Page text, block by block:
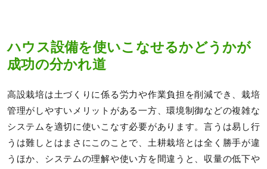
ハウス設備を使いこなせるかどうかが
成功の分かれ道
高設栽培は土づくりに係る労力や作業負担を削減でき、栽培
管理がしやすいメリットがある一方、環境制御などの複雑な
システムを適切に使いこなす必要があります。言うは易し行
うは難しとはまさにこのことで、土耕栽培とは全く勝手が違
うほか、システムの理解や使い方を間違うと、収量の低下や